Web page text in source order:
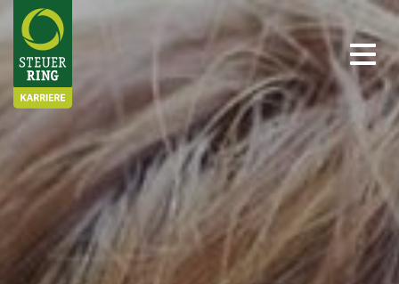
Stellenangebote
Ihre Möglichkeiten
Ihre Vorteile